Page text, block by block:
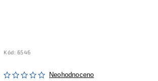
Kód: 6546
Neohodnoceno